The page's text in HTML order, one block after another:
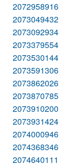
2072958916
2073049432
2073092934
2073379554
2073530144
2073591306
2073862026
2073870785
2073910200
2073931424
2074000946
2074368346
2074640111